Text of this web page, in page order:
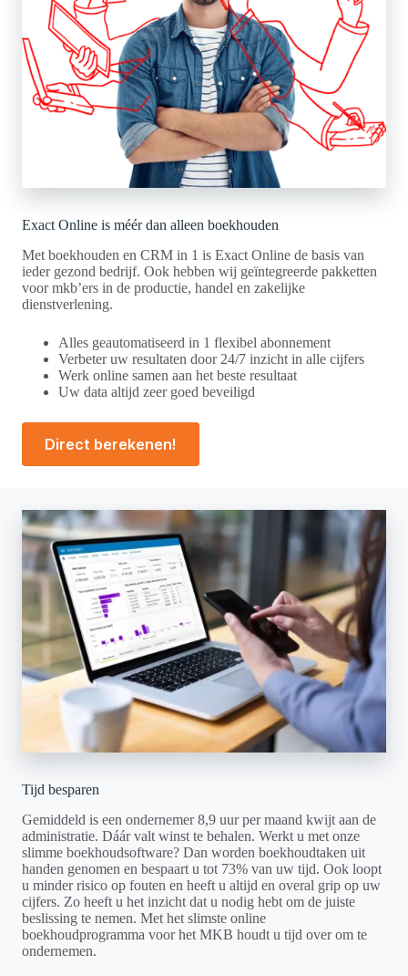
Exact Online is méér dan alleen boekhouden
Met boekhouden en CRM in 1 is Exact Online de basis van
ieder gezond bedrijf. Ook hebben wij geïntegreerde pakketten
voor mkb’ers in de productie, handel en zakelijke
dienstverlening.
Alles geautomatiseerd in 1 flexibel abonnement
Verbeter uw resultaten door 24/7 inzicht in alle cijfers
Werk online samen aan het beste resultaat
Uw data altijd zeer goed beveiligd
Direct berekenen!
Tijd besparen
Gemiddeld is een ondernemer 8,9 uur per maand kwijt aan de
administratie. Dáár valt winst te behalen. Werkt u met onze
slimme boekhoudsoftware? Dan worden boekhoudtaken uit
handen genomen en bespaart u tot 73% van uw tijd. Ook loopt
u minder risico op fouten en heeft u altijd en overal grip op uw
cijfers. Zo heeft u het inzicht dat u nodig hebt om de juiste
beslissing te nemen. Met het slimste online
boekhoudprogramma voor het MKB houdt u tijd over om te
ondernemen.